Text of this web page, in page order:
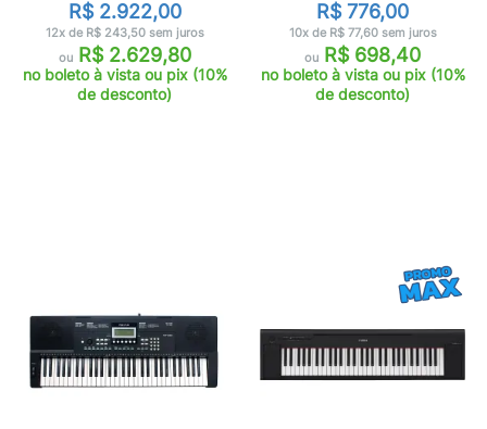
R$ 2.922,00
12x de R$ 243,50 sem juros
ouR$ 2.629,80
no boleto à vista ou pix (10%
de desconto)
R$ 776,00
10x de R$ 77,60 sem juros
ou R$ 698,40
no boleto à vista ou pix (10%
de desconto)